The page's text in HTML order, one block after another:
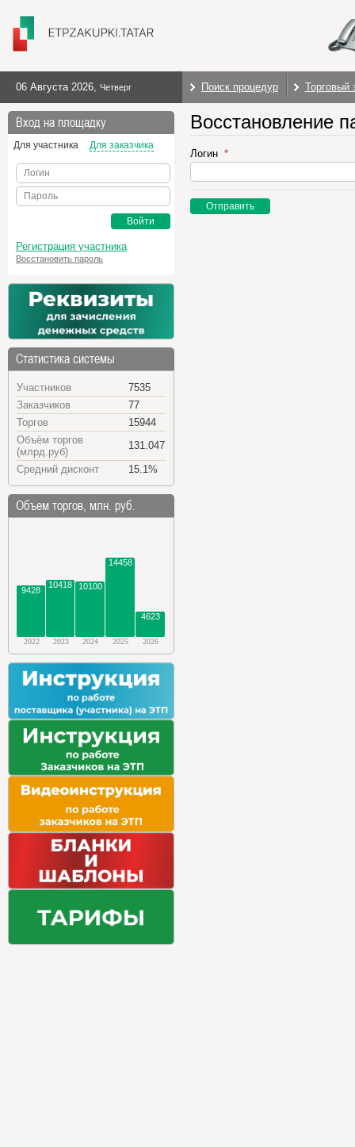
06 Августа 2026, Четверг Поиск процедур Торговый
Вход на площадку
Для участника Для заказчика
Логин
Пароль
Войти
Регистрация участника
Восстановить пароль
Статистика системы
Участников
7535
Заказчиков
77
Торгов
15944
Объём торгов
(млрд.руб)
131.047
Средний дисконт
15.1%
Объем торгов, млн. руб.
9428
10418 10100
14458
4623
2022 2023 2024 2025 2026
Восстановление
Логин
Отправить